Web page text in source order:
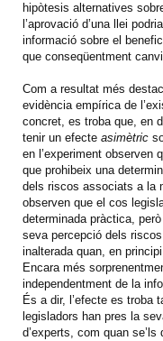
hipòtesis alternatives
l’aprovació d’una llei
informació sobre el
que conseqüentment
Com a resultat més
evidència empírica de
concret, es troba que, en
tenir un efecte asimètric
en l’experiment observen
que prohibeix una
dels riscos associats a la
observen que el cos
determinada pràctica,
seva percepció dels
inalterada quan, en
Encara més
independentment de la
És a dir, l’efecte es troba
legisladors han pres la
d’experts, com quan